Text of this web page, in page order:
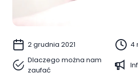
2 grudnia 2021
4
Dlaczego można nam
zaufać